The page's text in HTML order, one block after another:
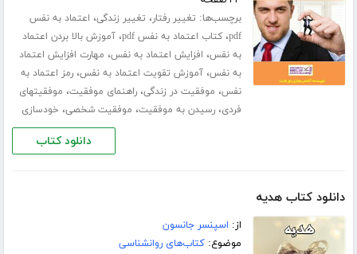
برچسب‌ها: تغییر رفتار، تغییر زندگی، اعتماد به نفس
pdf،کتاب اعتماد به نفس pdf ،آموزش بالا بردن اعتماد
به نفس، افزایش اعتماد به نفس، مهارت افزایش اعتماد
به نفس،آموزش تقویت اعتماد به نفس،رمز اعتماد به
نفس، موفقیت در زندگی،راهنمای موفقیت، موفقیتهای
فردی،رسیدن به موفقیت، موفقیت شخصی، خودسازی
دانلود کتاب
دانلود کتاب هدیه
از: اسپنسر جانسون
موضوع:کتاب‌های روانشناسی